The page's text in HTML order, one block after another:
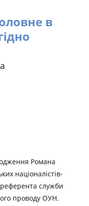
в
Романа
націоналістів-
референта служби
проводу ОУН.